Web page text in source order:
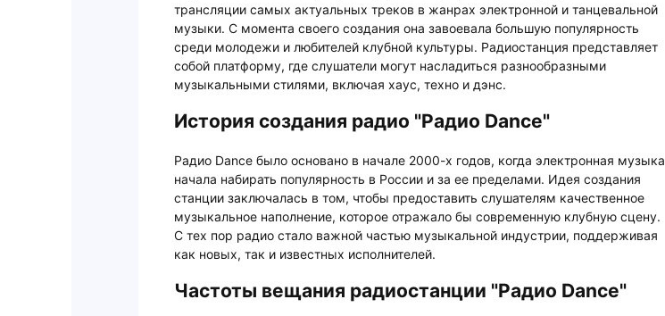
трансляции самых актуальных треков в жанрах электронной и танцевальной
музыки. С момента своего создания она завоевала большую популярность
среди молодежи и любителей клубной культуры. Радиостанция представляет
собой платформу, где слушатели могут насладиться разнообразными
музыкальными стилями, включая хаус, техно и дэнс.
История создания радио "Радио Dance"
Радио Dance было основано в начале 2000-х годов, когда электронная музыка
начала набирать популярность в России и за ее пределами. Идея создания
станции заключалась в том, чтобы предоставить слушателям качественное
музыкальное наполнение, которое отражало бы современную клубную сцену.
С тех пор радио стало важной частью музыкальной индустрии, поддерживая
как новых, так и известных исполнителей.
Частоты вещания радиостанции "Радио Dance"